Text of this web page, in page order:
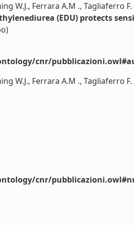
W.J., Ferrara A.M ., Tagliaferro F.
(EDU) protects
cnr/
W.J., Ferrara A.M ., Tagliaferro
cnr/